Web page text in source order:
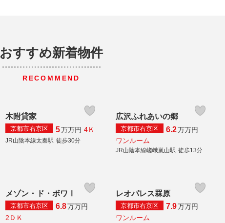
おすすめ新着物件
RECOMMEND
木附貸家
京都市右京区 5万万円 4Ｋ
JR山陰本線太秦駅 徒歩30分
広沢ふれあいの郷
京都市右京区 6.2万万円
ワンルーム
JR山陰本線嵯峨嵐山駅 徒歩13分
メゾン・ド・ボワⅠ
京都市右京区 6.8万万円
2ＤＫ
レオパレス罧原
京都市右京区 7.9万万円
ワンルーム